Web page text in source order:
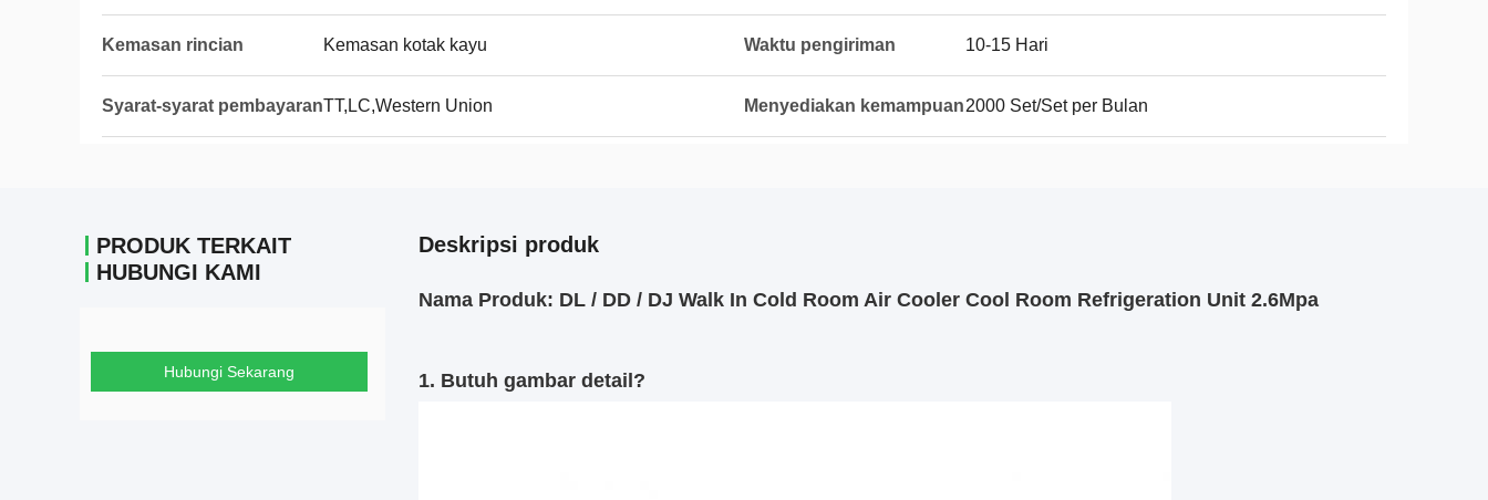
Kemasan rincian Kemasan kotak kayu Waktu pengiriman 10-15 Hari
Syarat-syarat pembayaranTT,LC,Western Union Menyediakan kemampuan2000 Set/Set per Bulan
PRODUK TERKAIT
HUBUNGI KAMI
Hubungi Sekarang
Deskripsi produk
Nama Produk: DL / DD / DJ Walk In Cold Room Air Cooler Cool Room Refrigeration Unit 2.6Mpa
1. Butuh gambar detail?